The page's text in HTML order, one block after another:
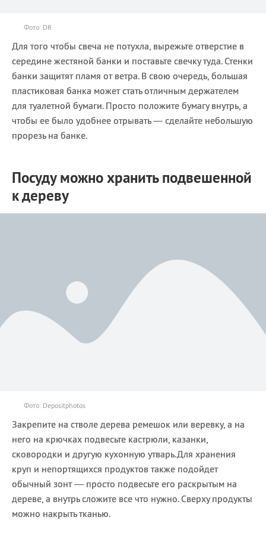
Фото: DR
Для того чтобы свеча не потухла, вырежьте отверстие в
середине жестяной банки и поставьте свечку туда. Стенки
банки защитят пламя от ветра. В свою очередь, большая
пластиковая банка может стать отличным держателем
для туалетной бумаги. Просто положите бумагу внутрь, а
чтобы ее было удобнее отрывать — сделайте небольшую
прорезь на банке.
Посуду можно хранить подвешенной
к дереву
Фото: Depositphotos
Закрепите на стволе дерева ремешок или веревку, а на
него на крючках подвесьте кастрюли, казанки,
сковородки и другую кухонную утварь.Для хранения
круп и непортящихся продуктов также подойдет
обычный зонт — просто подвесьте его раскрытым на
дереве, а внутрь сложите все что нужно. Сверху продукты
можно накрыть тканью.